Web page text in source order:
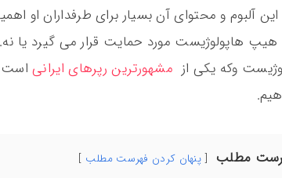
آلبوم و محتوای آن بسیار برای طرفداران او
هاپولوژیست مورد حمایت قرار می گیرد یا
وکه یکی از مشهورترین رپرهای ایرانیاست
مطلب پنهان کردن فهرست مطلب